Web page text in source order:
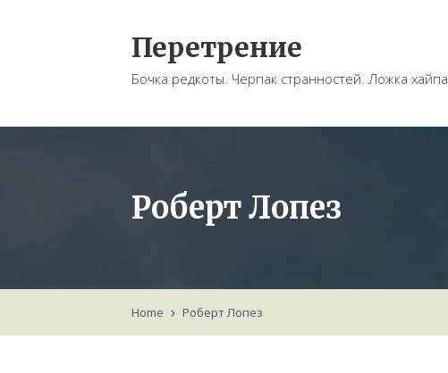
Перетрение
Бочка редкоты. Черпак странностей. Ложка хайпа.
Роберт Лопез
Home Роберт Лопез